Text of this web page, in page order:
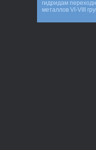
гидридам
металлов VI-VIII